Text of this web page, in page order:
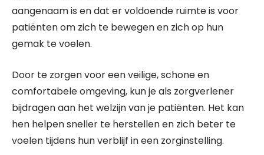
aangenaam is en dat er voldoende ruimte is voor
patiënten om zich te bewegen en zich op hun
gemak te voelen.
Door te zorgen voor een veilige, schone en
comfortabele omgeving, kun je als zorgverlener
bijdragen aan het welzijn van je patiënten. Het kan
hen helpen sneller te herstellen en zich beter te
voelen tijdens hun verblijf in een zorginstelling.